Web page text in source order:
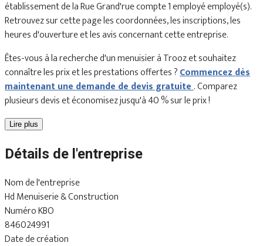
établissement de la Rue Grand'rue compte 1 employé employé(s).
Retrouvez sur cette page les coordonnées, les inscriptions, les
heures d'ouverture et les avis concernant cette entreprise.
Êtes-vous à la recherche d'un menuisier à Trooz et souhaitez
connaître les prix et les prestations offertes ?Commencez dès
maintenant une demande de devis gratuite. Comparez
plusieurs devis et économisez jusqu'à 40 % sur le prix !
Lire plus
Détails de l'entreprise
Nom de l'entreprise
Hd Menuiserie & Construction
Numéro KBO
846024991
Date de création